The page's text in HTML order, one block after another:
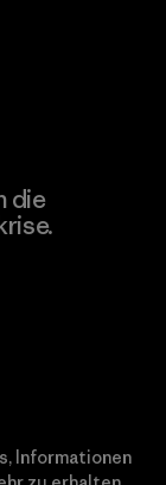
die
Informationen